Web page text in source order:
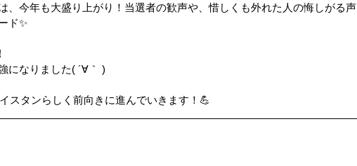
、今年も大盛り上がり！当選者の歓声や、惜しくも外れた人の悔しがる声
ド✨
になりました( ´∀｀ )
スタンらしく前向きに進んでいきます！💪